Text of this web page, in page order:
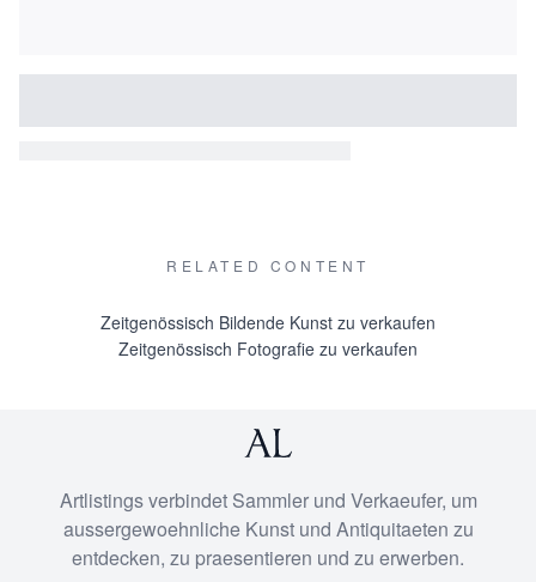
RELATED CONTENT
Zeitgenössisch Bildende Kunst zu verkaufen
Zeitgenössisch Fotografie zu verkaufen
Artlistings verbindet Sammler und Verkaeufer, um
aussergewoehnliche Kunst und Antiquitaeten zu
entdecken, zu praesentieren und zu erwerben.